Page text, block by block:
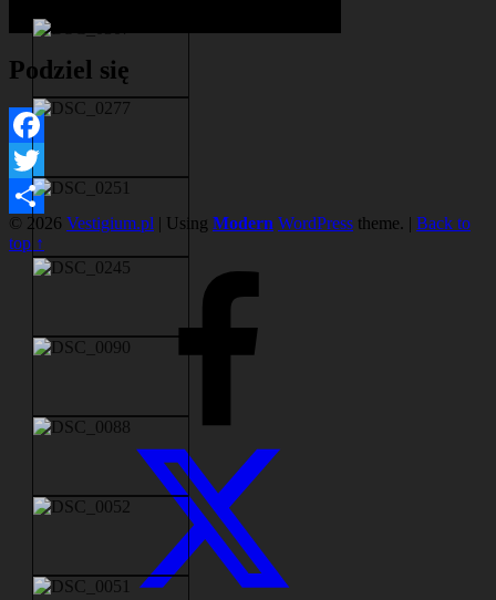
Podziel się
Facebook
Twitter
Share
© 2026 Vestigium.pl | Using Modern WordPress theme. | Back to
top ↑
Facebook